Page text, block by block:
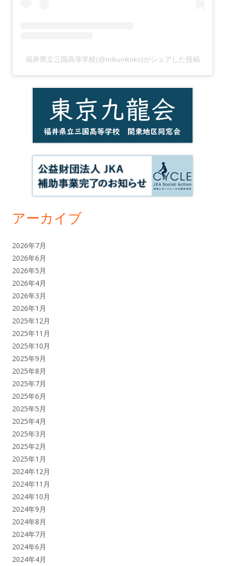
福井県立三国高等学校(@mikunikoko)がシェアした投稿
アーカイブ
2026年7月
2026年6月
2026年5月
2026年4月
2026年3月
2026年1月
2025年12月
2025年11月
2025年10月
2025年9月
2025年8月
2025年7月
2025年6月
2025年5月
2025年4月
2025年3月
2025年2月
2025年1月
2024年12月
2024年11月
2024年10月
2024年9月
2024年8月
2024年7月
2024年6月
2024年4月